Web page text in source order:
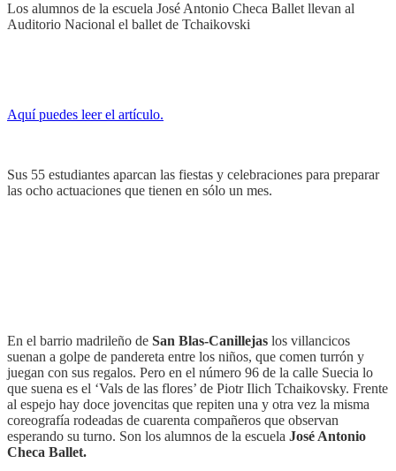
Los alumnos de la escuela José Antonio Checa Ballet llevan al
Auditorio Nacional el ballet de Tchaikovski
Aquí puedes leer el artículo.
Sus 55 estudiantes aparcan las fiestas y celebraciones para preparar
las ocho actuaciones que tienen en sólo un mes.
En el barrio madrileño de San Blas-Canillejas los villancicos
suenan a golpe de pandereta entre los niños, que comen turrón y
juegan con sus regalos. Pero en el número 96 de la calle Suecia lo
que suena es el ‘Vals de las flores’ de Piotr Ilich Tchaikovsky. Frente
al espejo hay doce jovencitas que repiten una y otra vez la misma
coreografía rodeadas de cuarenta compañeros que observan
esperando su turno. Son los alumnos de la escuela José Antonio
Checa Ballet.